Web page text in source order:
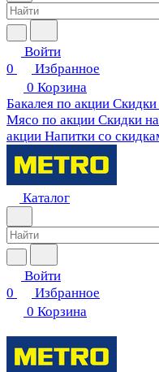
Войти
0
Избранное
0 Корзина
Бакалея по акции Скидки
Мясо по акции Скидки
акции Напитки со
Каталог
Войти
0
Избранное
0 Корзина